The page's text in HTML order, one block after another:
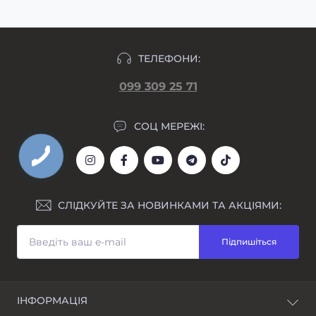
ТЕЛЕФОНИ:
099 309 25 71
СОЦ МЕРЕЖІ:
СЛІДКУЙТЕ ЗА НОВИНКАМИ ТА АКЦІЯМИ:
Підпишіться
ІНФОРМАЦІЯ